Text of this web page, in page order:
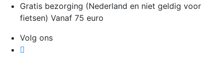
inhoud
Gratis bezorging (Nederland en niet geldig voor
fietsen) Vanaf 75 euro
Volg ons